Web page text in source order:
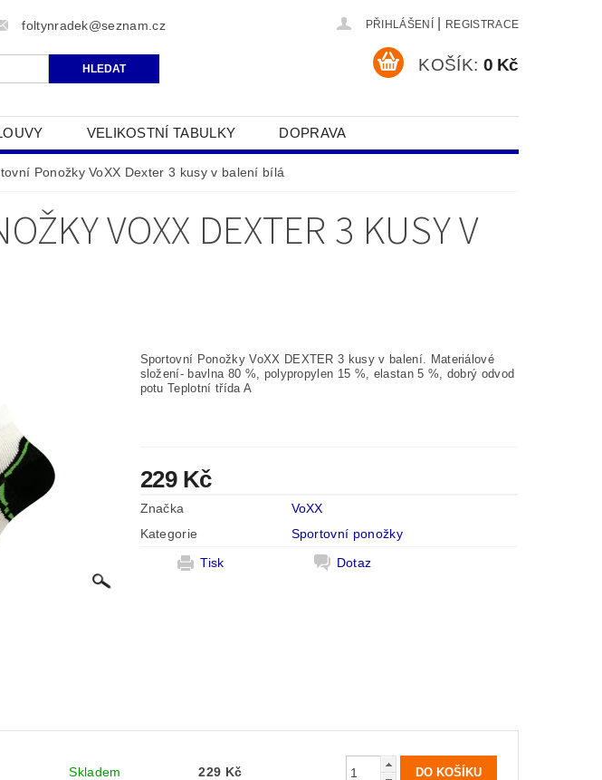
foltynradek@seznam.cz PŘIHLÁŠENÍ REGISTRACE
KOŠÍK: 0 Kč
VELIKOSTNÍ TABULKY DOPRAVA
PODMÍNKY OCHRANY OSOBNÍCH ÚDAJŮ
Ponožky VoXX Dexter 3 kusy v balení bílá
VOXX DEXTER 3 KUSY V
Sportovní Ponožky VoXX DEXTER 3 kusy v balení. Materiálové
složení- bavlna 80 %, polypropylen 15 %, elastan 5 %, dobrý odvod
potu Teplotní třída A
229 Kč
Značka
VoXX
Kategorie
Sportovní ponožky
Tisk
Dotaz
Skladem 229 Kč